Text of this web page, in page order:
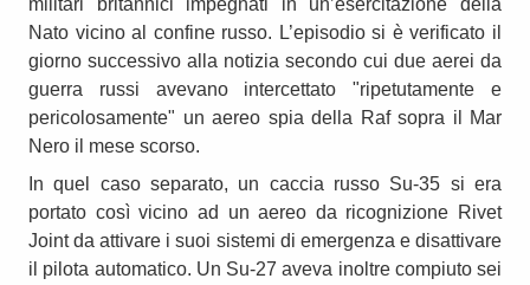
Nato vicino al confine russo. L’episodio si è verificato il
giorno successivo alla notizia secondo cui due aerei da
guerra russi avevano intercettato "ripetutamente e
pericolosamente" un aereo spia della Raf sopra il Mar
Nero il mese scorso.
In quel caso separato, un caccia russo Su-35 si era
portato così vicino ad un aereo da ricognizione Rivet
Joint da attivare i suoi sistemi di emergenza e disattivare
il pilota automatico. Un Su-27 aveva inoltre compiuto sei